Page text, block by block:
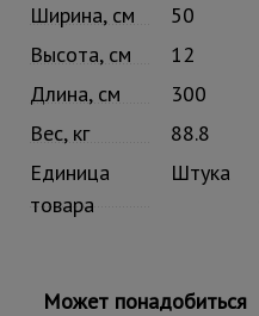
Ширина, см
50
Высота, см
12
Длина, см
300
Вес, кг
88.8
Единица
товара
Штука
Может понадобиться